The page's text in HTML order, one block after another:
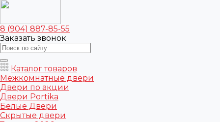
8 (904) 887-85-55
Заказать звонок
Каталог товаров
Межкомнатные двери
Двери по акции
Двери Portika
Белые Двери
Скрытые двери